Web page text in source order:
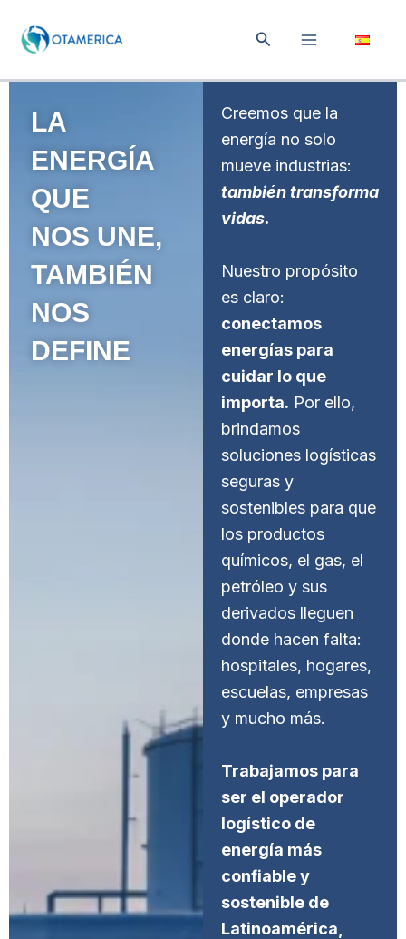
contenido
Buscar
LA
ENERGÍA
QUE
NOS UNE,
TAMBIÉN
NOS
DEFINE
Creemos que la
energía no solo
mueve industrias:
también transforma
vidas.
Nuestro propósito
es claro:
conectamos
energías para
cuidar lo que
importa. Por ello,
brindamos
soluciones logísticas
seguras y
sostenibles para que
los productos
químicos, el gas, el
petróleo y sus
derivados lleguen
donde hacen falta:
hospitales, hogares,
escuelas, empresas
y mucho más.
Trabajamos para
ser el operador
logístico de
energía más
confiable y
sostenible de
Latinoamérica,